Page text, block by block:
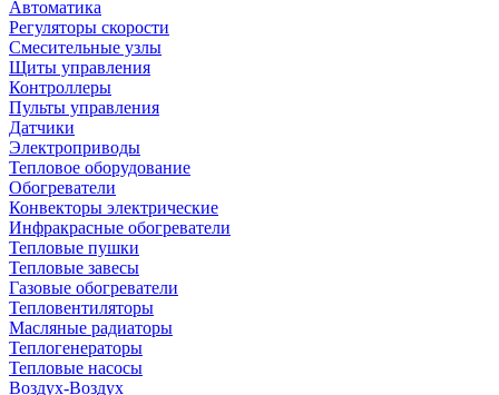
Автоматика
Регуляторы скорости
Смесительные узлы
Щиты управления
Контроллеры
Пульты управления
Датчики
Электроприводы
Тепловое оборудование
Обогреватели
Конвекторы электрические
Инфракрасные обогреватели
Тепловые пушки
Тепловые завесы
Газовые обогреватели
Тепловентиляторы
Масляные радиаторы
Теплогенераторы
Тепловые насосы
Воздух-Воздух